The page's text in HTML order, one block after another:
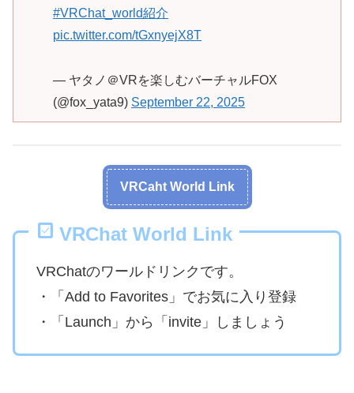
#VRChat_world紹介
pic.twitter.com/tGxnyejX8T
— ヤタノ＠VRを楽しむバーチャルFOX
(@fox_yata9) September 22, 2025
VRCaht World Link
VRChat World Link
VRChatのワールドリンクです。
・「Add to Favorites」でお気に入り登録
・「Launch」から「invite」しましょう